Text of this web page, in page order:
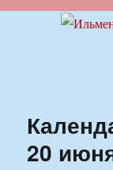
20